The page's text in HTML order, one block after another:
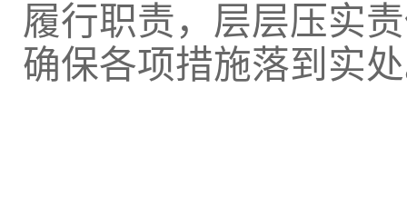
履行职责，层层压实
确保各项措施落到实